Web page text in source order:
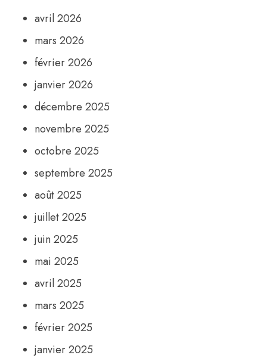
avril 2026
mars 2026
février 2026
janvier 2026
décembre 2025
novembre 2025
octobre 2025
septembre 2025
août 2025
juillet 2025
juin 2025
mai 2025
avril 2025
mars 2025
février 2025
janvier 2025